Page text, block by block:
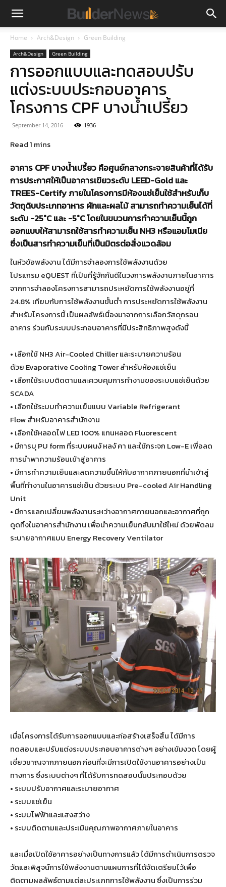
Home Arch&Design Green Building
Arch&Design Green Building
การออกแบบและทดสอบปรับ
แต่งระบบประกอบอาคาร
โครงการ CPF บางน้ำเปรี้ยว
September 14, 2016 1936
อาคาร CPF บางน้ำเปรี้ยว คือศูนย์กลางกระจายสินค้าที่ได้รับ
การประกาศให้เป็นอาคารเขียวระดับ LEED-Gold และ
TREES-Certify ภายในโครงการมีห้องแช่เย็นใช้สำหรับเก็บ
วัตถุดิบประเภทอาหาร ผักและผลไม้ สามารถทำความเย็นได้ที่
ระดับ -25°C และ -5°C โดยในขบวนการทำความเย็นนี้ถูก
ออกแบบให้สามารถใช้สารทำความเย็น NH3 หรือแอมโมเนีย
ซึ่งเป็นสารทำความเย็นที่เป็นมิตรต่อสิ่งแวดล้อม
ในหัวข้อพลังงาน ได้มีการจำลองการใช้พลังงานด้วย
โปรแกรม eQUEST ที่เป็นที่รู้จักกันดีในวงการพลังงานภายในอาคาร
จากการจำลองโครงการสามารถประหยัดการใช้พลังงานอยู่ที่
24.8% เทียบกับการใช้พลังงานขั้นต่ำ การประหยัดการใช้พลังงาน
สำหรับโครงการนี้ เป็นผลลัพธ์เนื่องมาจากการเลือกวัสดุกรอบ
อาคาร ร่วมกับระบบประกอบอาคารที่มีประสิทธิภาพสูงดังนี้
• เลือกใช้ NH3 Air-Cooled Chiller และระบายความร้อน
ด้วย Evaporative Cooling Tower สำหรับห้องแช่เย็น
• เลือกใช้ระบบติดตามและควบคุมการทำงานของระบบแช่เย็นด้วย
SCADA
• เลือกใช้ระบบทำความเย็นแบบ Variable Refrigerant
Flow สำหรับอาคารสำนักงาน
• เลือกใช้หลอดไฟ LED 100% แทนหลอด Fluorescent
• มีการบุ PU form ที่ระบบผนงั หลงั คา และใช้กระจก Low-E เพื่อลด
การนำพาความร้อนเข้าสู่อาคาร
• มีการทำความเย็นและลดความชื้นให้กับอากาศภายนอกที่นำเข้าสู่
พื้นที่ทำงานในอาคารแช่เย็น ด้วยระบบ Pre-cooled Air Handling
Unit
• มีการแลกเปลี่ยนพลังงานระหว่างอากาศภายนอกและอากาศที่ถูก
ดูดทิ้งในอาคารสำนักงาน เพื่อนำความเย็นกลับมาใช้ใหม่ ด้วยพัดลม
ระบายอากาศแบบ Energy Recovery Ventilator
เมื่อโครงการได้รับการออกแบบและก่อสร้างเสร็จสิ้น ได้มีการ
ทดสอบและปรับแต่งระบบประกอบอาคารต่างๆ อย่างเข้มงวด โดยผู้
เชี่ยวชาญจากภายนอก ก่อนที่จะมีการเปิดใช้งานอาคารอย่างเป็น
ทางการ ซึ่งระบบต่างๆ ที่ได้รับการทดสอบนั้นประกอบด้วย
• ระบบปรับอากาศและระบายอากาศ
• ระบบแช่เย็น
• ระบบไฟฟ้าและแสงสว่าง
• ระบบติดตามและประเมินคุณภาพอากาศภายในอาคาร
และเมื่อเปิดใช้อาคารอย่างเป็นทางการแล้ว ได้มีการดำเนินการตรวจ
วัดและพิสูจน์การใช้พลังงานตามแผนการที่ได้จัดเตรียมไว้เพื่อ
ติดตามผลลัพธ์ตามแต่ละประเภทการใช้พลังงาน ซึ่งเป็นการร่วม